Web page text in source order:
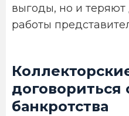
выгоды, но и теряют
работы
договориться
банкротства